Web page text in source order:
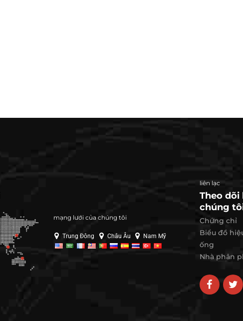
mạng lưới của chúng tôi
Trung Đông Châu Âu Nam Mỹ
liên lạc
Theo dõi
chúng
Chứng chỉ
Biểu đồ
ống
Nhà phân